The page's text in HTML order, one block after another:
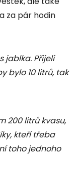
za pár hodin
jablka. Přijeli
bylo 10 litrů, tak
200 litrů kvasu,
kteří třeba
toho jednoho